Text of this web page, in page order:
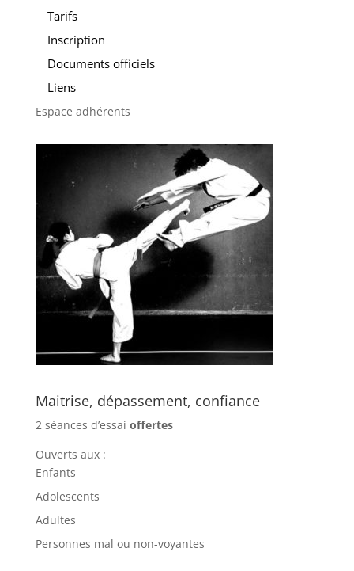
Tarifs
Inscription
Documents officiels
Liens
Espace adhérents
Maitrise, dépassement, confiance
2 séances d’essai offertes
Ouverts aux :
Enfants
Adolescents
Adultes
Personnes mal ou non-voyantes